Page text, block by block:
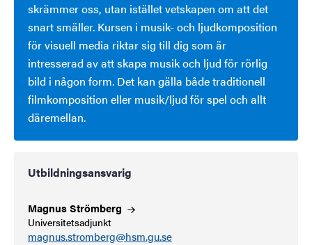
skrämmer oss, utan istället vetskapen om att det
snart smäller. Kursen i musik- och ljudkomposition
för visuell media riktar sig till dig som är
intresserad av att skapa musik och ljud för rörlig
bild i någon form. Det kan gälla både traditionell
filmkomposition eller musik/ljud för spel och allt
däremellan.
Utbildningsansvarig
MagnusStrömberg
Universitetsadjunkt
magnus.stromberg@hsm.gu.se